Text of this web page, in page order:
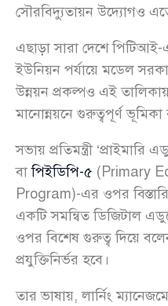
সৌরবিদ্যুতায়ন উদ্যোগও এতে
এছাড়া সারা দেশে
ইউনিয়ন পর্যায়ে মডেল
উন্নয়ন প্রকল্পও এই তালিকায়
মানোন্নয়নে গুরুত্বপূর্ণ
সভায় প্রতিমন্ত্রী ‘প্রাইমারি
বাপিইডিপি-৫ (Primary
Program)-এর ওপর
একটি সমন্বিত ডিজিটাল
ওপর বিশেষ গুরুত্ব দিয়ে
প্রযুক্তিনির্ভর হবে।
তার ভাষায়, লার্নিং